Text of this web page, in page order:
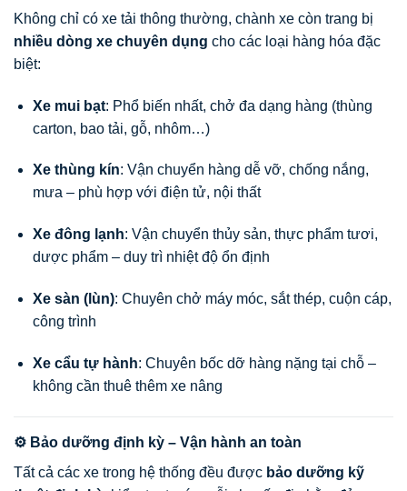
Không chỉ có xe tải thông thường, chành xe còn trang bị
nhiều dòng xe chuyên dụng cho các loại hàng hóa đặc
biệt:
Xe mui bạt: Phổ biến nhất, chở đa dạng hàng (thùng
carton, bao tải, gỗ, nhôm…)
Xe thùng kín: Vận chuyển hàng dễ vỡ, chống nắng,
mưa – phù hợp với điện tử, nội thất
Xe đông lạnh: Vận chuyển thủy sản, thực phẩm tươi,
dược phẩm – duy trì nhiệt độ ổn định
Xe sàn (lùn): Chuyên chở máy móc, sắt thép, cuộn cáp,
công trình
Xe cẩu tự hành: Chuyên bốc dỡ hàng nặng tại chỗ –
không cần thuê thêm xe nâng
⚙️ Bảo dưỡng định kỳ – Vận hành an toàn
Tất cả các xe trong hệ thống đều được bảo dưỡng kỹ